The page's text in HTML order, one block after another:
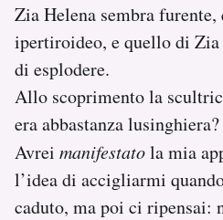
Zia Helena sembra
ipertiroideo, e quello di
di esplodere.
Allo scoprimento la
era abbastanza
Avrei manifestatola mia
l’idea di accigliarmi
caduto, ma poi ci ripensai: